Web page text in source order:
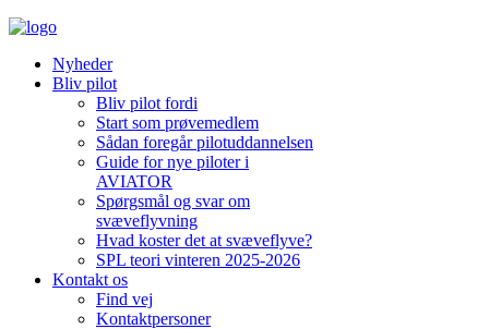
Nyheder
Bliv pilot
Bliv pilot fordi
Start som prøvemedlem
Sådan foregår pilotuddannelsen
Guide for nye piloter i
AVIATOR
Spørgsmål og svar om
svæveflyvning
Hvad koster det at svæveflyve?
SPL teori vinteren 2025-2026
Kontakt os
Find vej
Kontaktpersoner